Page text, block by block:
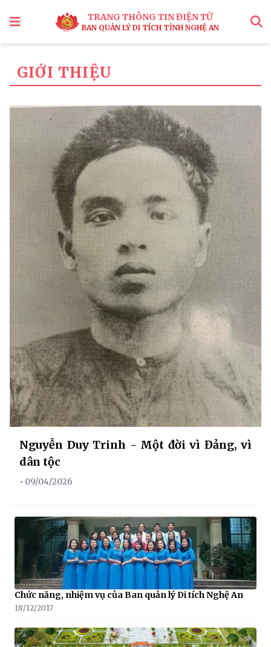
TRANG THÔNG TIN ĐIỆN TỬ
BAN QUẢN LÝ DI TÍCH TỈNH NGHỆ AN
Tìm x
GIỚI THIỆU
Nguyễn Duy Trinh - Một đời vì Đảng, vì
dân tộc
• 09/04/2026
Chức năng, nhiệm vụ của Ban quản lý Di tích Nghệ An
18/12/2017